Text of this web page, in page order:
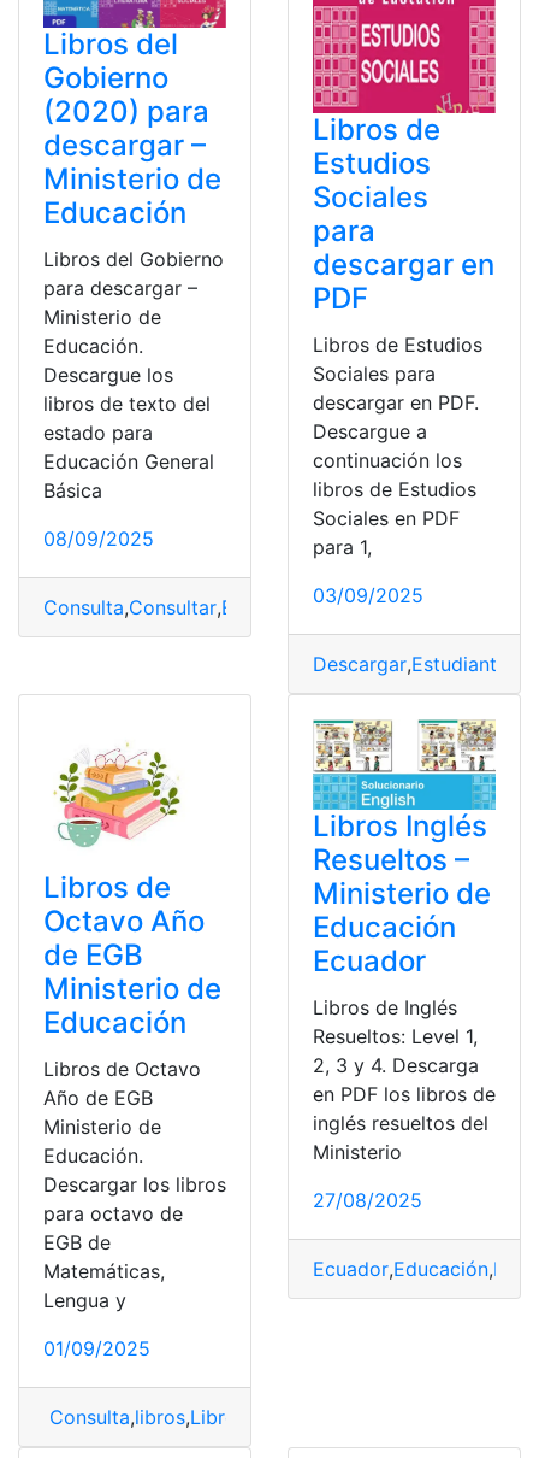
Libros del
Gobierno
(2020) para
descargar –
Ministerio de
Educación
Libros del Gobierno
para descargar –
Ministerio de
Educación.
Descargue los
libros de texto del
estado para
Educación General
Básica
08/09/2025
Consulta,Consultar,Ecuador Educación,Herramientas
Libros de
Estudios
Sociales
para
descargar en
PDF
Libros de Estudios
Sociales para
descargar en PDF.
Descargue a
continuación los
libros de Estudios
Sociales en PDF
para 1,
03/09/2025
Descargar,Estudiantes
Libros de
Octavo Año
de EGB
Ministerio de
Educación
Libros de Octavo
Año de EGB
Ministerio de
Educación.
Descargar los libros
para octavo de
EGB de
Matemáticas,
Lengua y
01/09/2025
Consulta,libros,Libros del ministerio de educación
Libros Inglés
Resueltos –
Ministerio de
Educación
Ecuador
Libros de Inglés
Resueltos: Level 1,
2, 3 y 4. Descarga
en PDF los libros de
inglés resueltos del
Ministerio
27/08/2025
Ecuador,Educación,